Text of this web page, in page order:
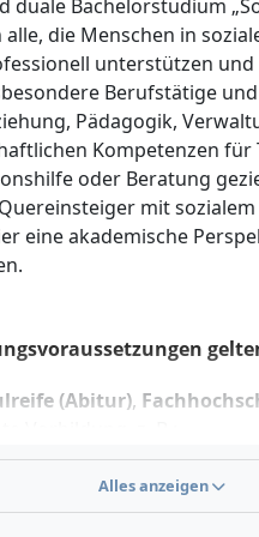
Fallarbeit, ESG -
Handlungsfelder,
Aspekte der Sozialen Arbeit,
Arbeit, Exposé, Abschlussarbeit
Bachelorstudium
die Menschen in
unterstützen
Berufstätige
Pädagogik,
Kompetenzen
oder Beratung
mit
eine akademische
(Abitur),
(z. B.
Alles anzeigen